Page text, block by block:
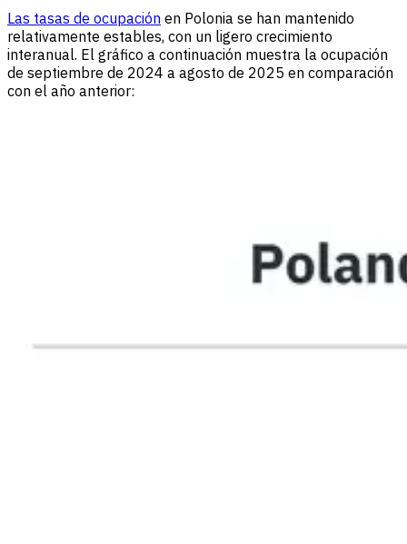
Las tasas de ocupación en Polonia se han mantenido
relativamente estables, con un ligero crecimiento
interanual. El gráfico a continuación muestra la ocupación
de septiembre de 2024 a agosto de 2025 en comparación
con el año anterior: